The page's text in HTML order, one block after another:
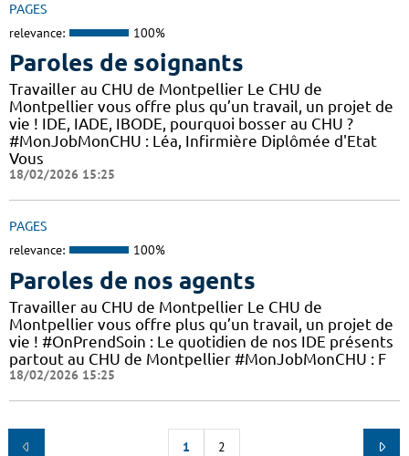
PAGES
relevance: 100%
Paroles de soignants
Travailler au CHU de Montpellier Le CHU de
Montpellier vous offre plus qu’un travail, un projet de
vie ! IDE, IADE, IBODE, pourquoi bosser au CHU ?
#MonJobMonCHU : Léa, Infirmière Diplômée d'Etat
Vous
18/02/2026 15:25
PAGES
relevance: 100%
Paroles de nos agents
Travailler au CHU de Montpellier Le CHU de
Montpellier vous offre plus qu’un travail, un projet de
vie ! #OnPrendSoin : Le quotidien de nos IDE présents
partout au CHU de Montpellier #MonJobMonCHU : F
18/02/2026 15:25
1 2